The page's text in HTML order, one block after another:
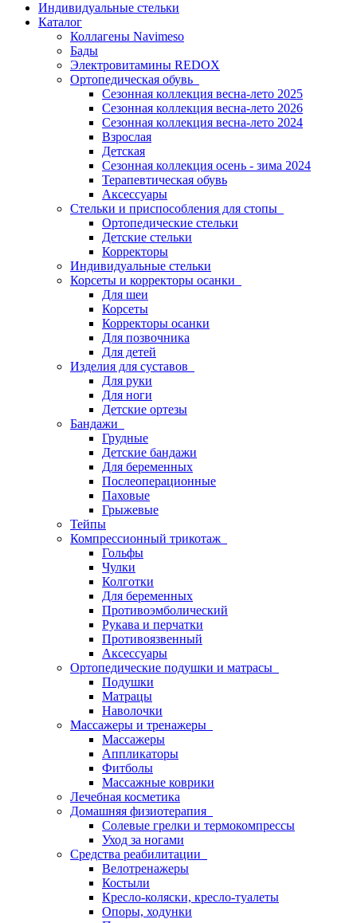
Индивидуальные стельки
Каталог
Коллагены Navimeso
Бады
Электровитамины REDOX
Ортопедическая обувь
Сезонная коллекция весна-лето 2025
Сезонная коллекция весна-лето 2026
Сезонная коллекция весна-лето 2024
Взрослая
Детская
Сезонная коллекция осень - зима 2024
Терапевтическая обувь
Аксессуары
Стельки и приспособления для стопы
Ортопедические стельки
Детские стельки
Корректоры
Индивидуальные стельки
Корсеты и корректоры осанки
Для шеи
Корсеты
Корректоры осанки
Для позвочника
Для детей
Изделия для суставов
Для руки
Для ноги
Детские ортезы
Бандажи
Грудные
Детские бандажи
Для беременных
Послеоперационные
Паховые
Грыжевые
Тейпы
Компрессионный трикотаж
Гольфы
Чулки
Колготки
Для беременных
Противоэмболический
Рукава и перчатки
Противоязвенный
Аксессуары
Ортопедические подушки и матрасы
Подушки
Матрацы
Наволочки
Массажеры и тренажеры
Массажеры
Аппликаторы
Фитболы
Массажные коврики
Лечебная косметика
Домашняя физиотерапия
Солевые грелки и термокомпрессы
Уход за ногами
Средства реабилитации
Велотренажеры
Костыли
Кресло-коляски, кресло-туалеты
Опоры, ходунки